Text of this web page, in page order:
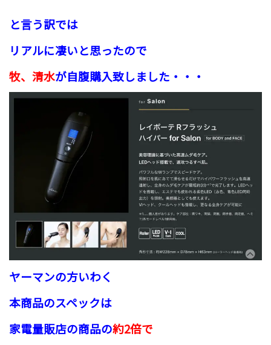
と言う訳では
リアルに凄いと思ったので
牧、清水が自腹購入致しました・・・
ヤーマンの方いわく
本商品のスペックは
家電量販店の商品の約2倍で